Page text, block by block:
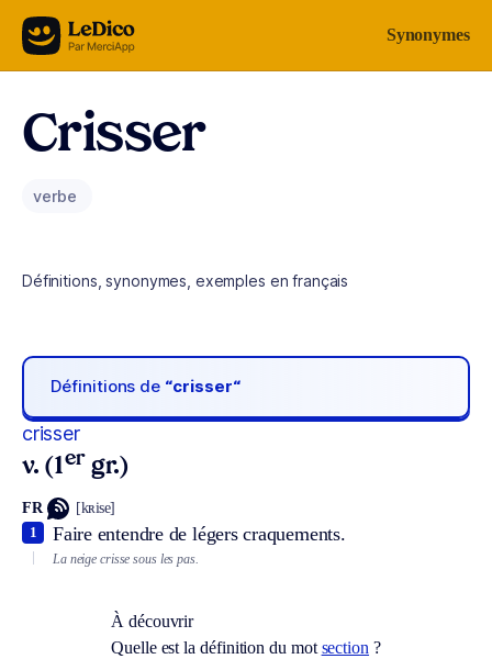
Aller au contenu Synonymes
Crisser
verbe
Définitions, synonymes, exemples en français
Définitions de “crisser“
crisser
v. (1er gr.)
FR [kʀise]
Faire entendre de légers craquements.
1
La neige crisse sous les pas.
À découvrir
Quelle est la définition du motsection ?